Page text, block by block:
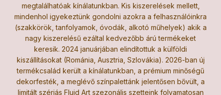
megtalálhatóak kínálatunkban. Kis kiszerelések mellett,
mindenhol igyekeztünk gondolni azokra a felhasználóinkra
(szakkörök, tanfolyamok, óvodák, alkotó műhelyek) akik a
nagy kiszerelésű ezáltal kedvezőbb árú termékeket
keresik. 2024 januárjában elindítottuk a külföldi
kiszállításokat (Románia, Ausztria, Szlovákia). 2026-ban új
termékcsalád került a kínálatunkban, a prémium minőségű
dekorfesték, a meglévő színpalettánk jelentősen bővült, a
limitált szériás Fluid Art szezonális szetteink folyamatosan